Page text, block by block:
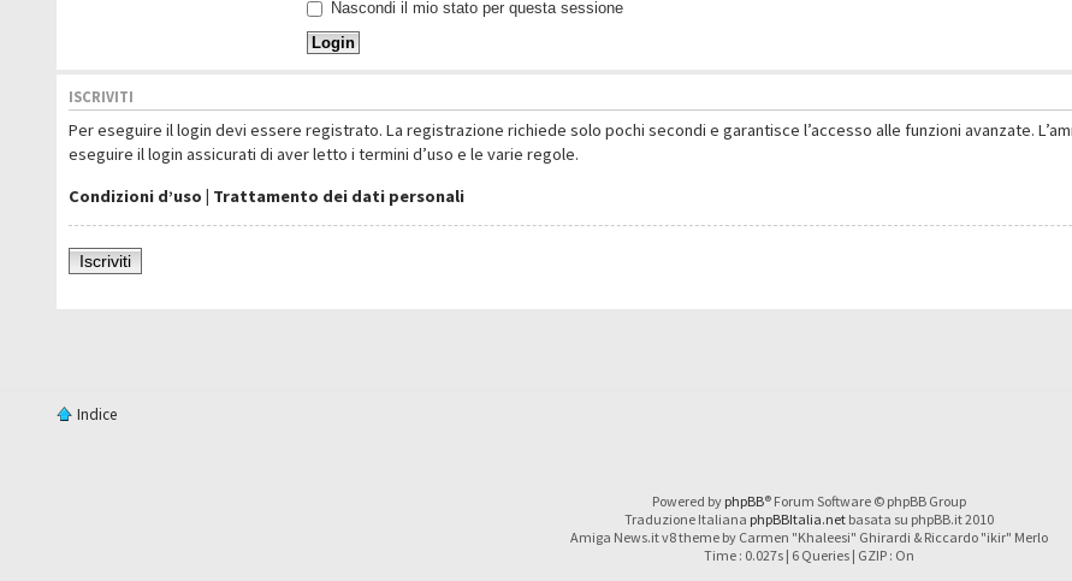
Nascondi il mio stato per questa sessione
ISCRIVITI
Per eseguire il login devi essere registrato. La registrazione richiede solo pochi secondi e garantisce l’accesso alle funzioni avanzate.
eseguire il login assicurati di aver letto i termini d’uso e le varie regole.
Condizioni d’uso | Trattamento dei dati personali
Iscriviti
Indice
Powered by phpBB® Forum Software © phpBB Group
Traduzione Italiana phpBBItalia.netbasata su phpBB.it 2010
Amiga News.it v8 theme by Carmen "Khaleesi" Ghirardi & Riccardo "ikir" Merlo
Time : 0.027s | 6 Queries | GZIP : On